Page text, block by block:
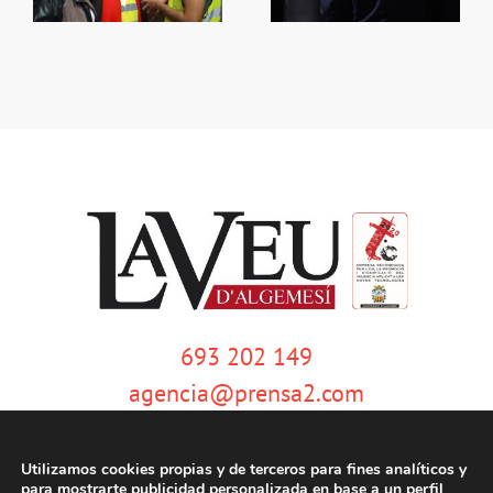
693 202 149
agencia@prensa2.com
Utilizamos cookies propias y de terceros para fines analíticos y